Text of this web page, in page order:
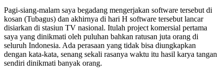
Pagi-siang-malam saya begadang mengerjakan software tersebut di
kosan (Tubagus) dan akhirnya di hari H software tersebut lancar
disiarkan di stasiun TV nasional. Itulah project komersial pertama
saya yang dinikmati oleh puluhan bahkan ratusan juta orang di
seluruh Indonesia. Ada perasaan yang tidak bisa diungkapkan
dengan kata-kata, senang sekali rasanya waktu itu hasil karya tangan
sendiri dinikmati banyak orang.